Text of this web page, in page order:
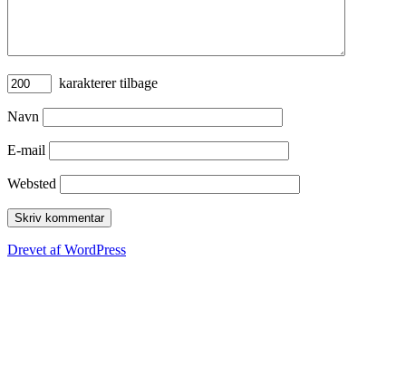
karakterer tilbage
Navn
E-mail
Websted
Drevet af WordPress